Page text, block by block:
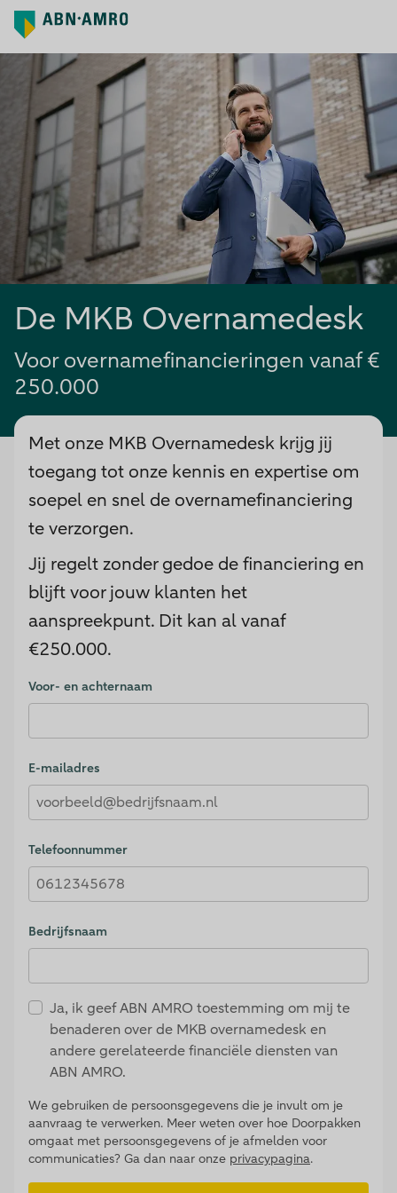
De MKB Overnamedesk
Voor overnamefinancieringen vanaf €
250.000
Met onze MKB Overnamedesk krijg jij
toegang tot onze kennis en expertise om
soepel en snel de overnamefinanciering
te verzorgen.
Jij regelt zonder gedoe de financiering en
blijft voor jouw klanten het
aanspreekpunt. Dit kan al vanaf
€250.000.
Validation Consent
Voor- en achternaam
E-mailadres
Telefoonnummer
Bedrijfsnaam
Ja, ik geef ABN AMRO toestemming om mij te
benaderen over de MKB overnamedesk en
andere gerelateerde financiële diensten van
ABN AMRO.
We gebruiken de persoonsgegevens die je invult om je
aanvraag te verwerken. Meer weten over hoe Doorpakken
omgaat met persoonsgegevens of je afmelden voor
communicaties? Ga dan naar onze privacypagina.